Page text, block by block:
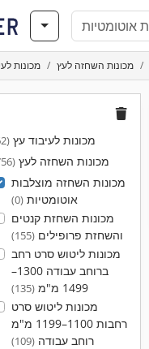
מכונות מכונות השחזה לעץ
מכונות לעיבוד עץ(12,162)
מכונות השחזה לעץ(756)
מכונות השחזה מוצלבות
אוטומטיות(0)
מכונות השחזת קנטים
והשחזת פרופילים(155)
מכונות ליטוש סרט רחב
ברוחב עבודה 1300–
1499 מ"מ
(135)
מכונות ליטוש סרט
רחבות 1100–1199 מ"מ
רוחב עבודה(109)